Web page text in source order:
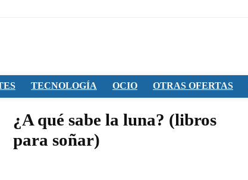
TECNOLOGÍA OCIO OTRAS OFERTAS
¿A qué sabe la luna? (libros
para soñar)